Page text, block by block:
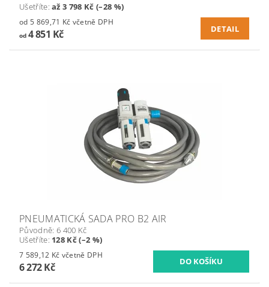
Ušetříte:až 3 798 Kč (–28 %)
od 5 869,71 Kč včetně DPH
od4 851 Kč DETAIL
PNEUMATICKÁ SADA PRO B2 AIR
Původně: 6 400 Kč
Ušetříte: 128 Kč (–2 %)
7 589,12 Kč včetně DPH
6 272 Kč